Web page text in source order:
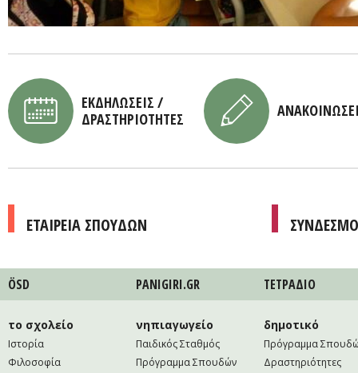
ΕΚΔΗΛΩΣΕΙΣ /
ΔΡΑΣΤΗΡΙΟΤΗΤΕΣ
ΕΤΑΙΡΕΙΑ ΣΠΟΥΔΩΝ
ÖSD PANIGIRI.GR ΤΕΤΡAΔΙΟ
το σχολείο
Ιστορία
Φιλοσοφία
νηπιαγωγείο
Παιδικός Σταθμός
Πρόγραμμα Σπουδών
δημοτικό
Πρόγραμμα
Δραστηριότητες